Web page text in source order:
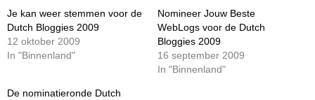
Je kan weer stemmen voor de
Dutch Bloggies 2009
12 oktober 2009
In "Binnenland"
Nomineer Jouw Beste
WebLogs voor de Dutch
Bloggies 2009
16 september 2009
In "Binnenland"
De nominatieronde Dutch